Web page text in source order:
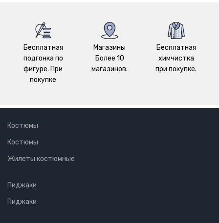
Бесплатная
подгонка по
фигуре. При
покупке
Магазины
Более 10
магазинов.
Бесплатная
химчистка
при покупке.
Костюмы
Костюмы
Жилеты костюмные
Пиджаки
Пиджаки